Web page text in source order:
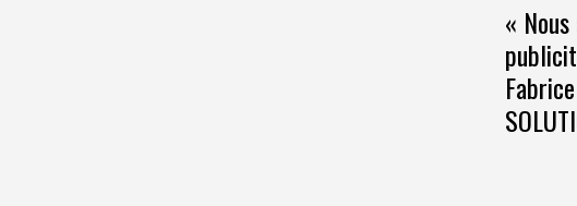
« Les Jouvences », se rajeunissent en
se donnent leur âge à
«